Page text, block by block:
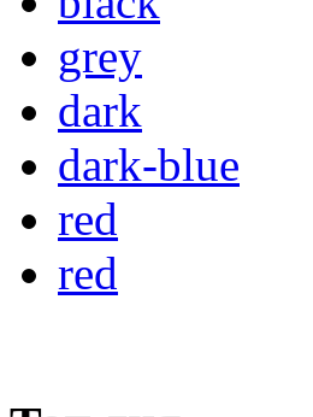
grey
dark
dark-blue
red
red